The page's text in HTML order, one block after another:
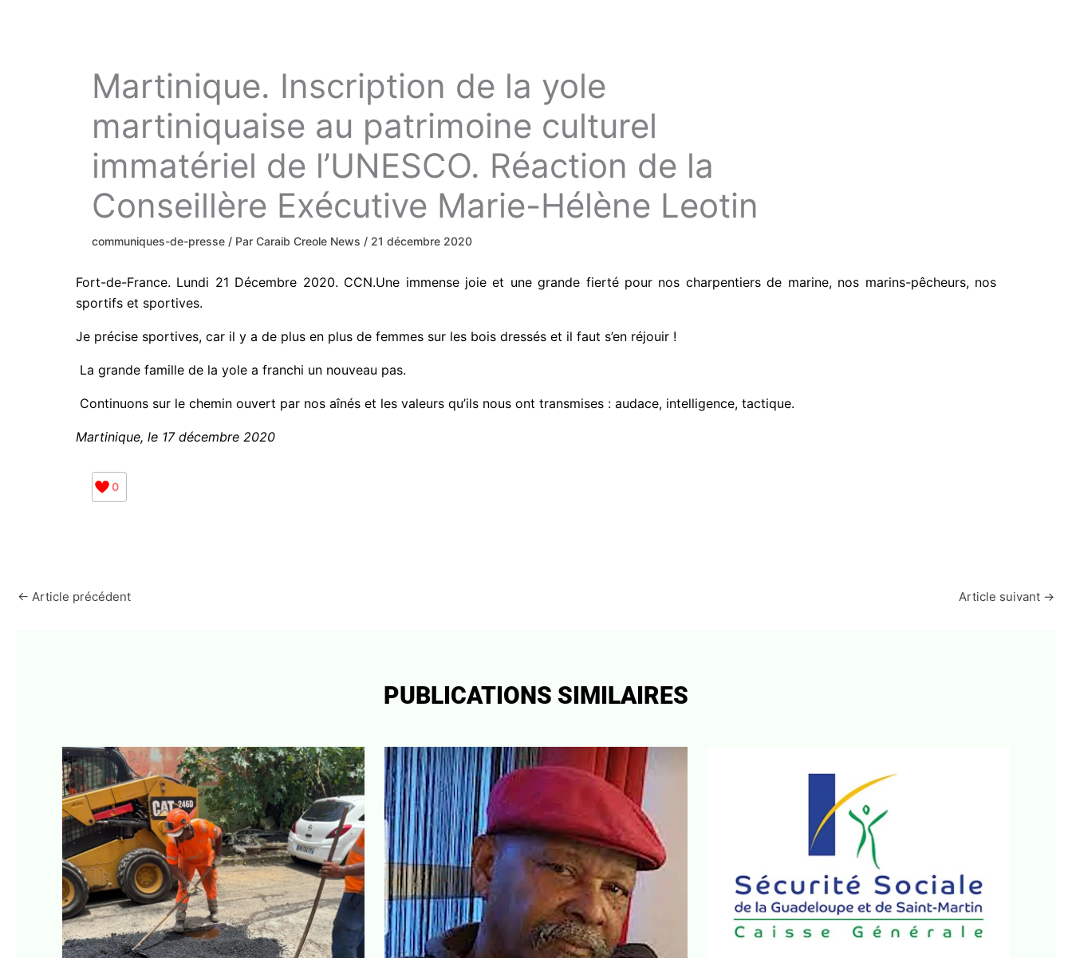
Martinique. Inscription de la yole
martiniquaise au patrimoine culturel
immatériel de l’UNESCO. Réaction de la
Conseillère Exécutive Marie-Hélène Leotin
communiques-de-presse / Par Caraib Creole News / 21 décembre 2020
Fort-de-France. Lundi 21 Décembre 2020. CCN.Une immense joie et une grande fierté pour nos charpentiers de marine, nos marins-pêcheurs, nos
sportifs et sportives.
Je précise sportives, car il y a de plus en plus de femmes sur les bois dressés et il faut s’en réjouir !
La grande famille de la yole a franchi un nouveau pas.
Continuons sur le chemin ouvert par nos aînés et les valeurs qu’ils nous ont transmises : audace, intelligence, tactique.
Martinique, le 17 décembre 2020
0
← Article précédent Article suivant →
PUBLICATIONS SIMILAIRES